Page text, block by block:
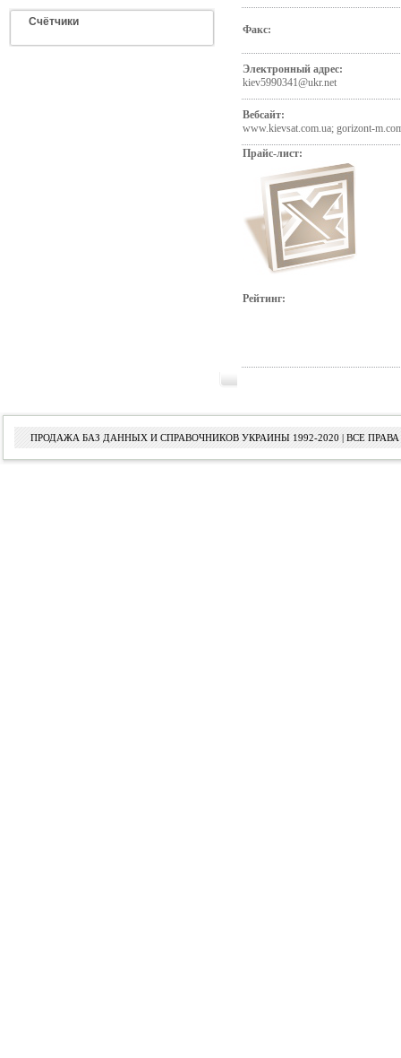
Счётчики
Факс:
Электронный адрес:
kiev5990341@ukr.net
Вебсайт:
www.kievsat.com.ua; gorizont-
Прайс-лист:
Рейтинг:
ПРОДАЖА БАЗ ДАННЫХ И СПРАВОЧНИКОВ УКРАИНЫ 1992-2020 | ВСЕ